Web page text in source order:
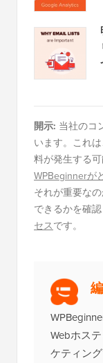
開示: 当社のコ
います。これ
料が発生する
WPBeginnerが
それが重要な
できるかを確
セスです。
Webホス
ケティン